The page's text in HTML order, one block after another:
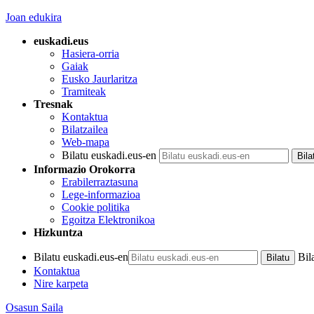
Joan edukira
euskadi.eus
Hasiera-orria
Gaiak
Eusko Jaurlaritza
Tramiteak
Tresnak
Kontaktua
Bilatzailea
Web-mapa
Bilatu euskadi.eus-en
Informazio Orokorra
Erabilerraztasuna
Lege-informazioa
Cookie politika
Egoitza Elektronikoa
Hizkuntza
Bilatu euskadi.eus-en
Kontaktua
Nire karpeta
Osasun Saila